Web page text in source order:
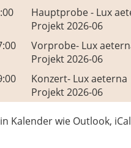
Hauptprobe - Lux
Projekt 2026-06
Vorprobe- Lux
Projekt 2026-06
Konzert- Lux aeterna
Projekt 2026-06
Kalender wie Outlook,